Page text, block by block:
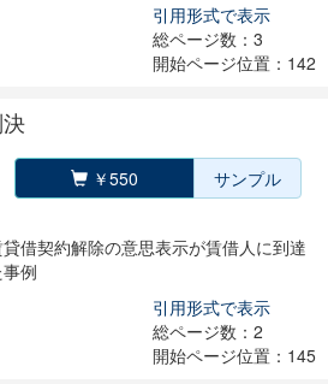
引用形式で表示
総ページ数：3
開始ページ位置：142
￥550 サンプル
借契約解除の意思表示が賃借人に到達
例
引用形式で表示
総ページ数：2
開始ページ位置：145